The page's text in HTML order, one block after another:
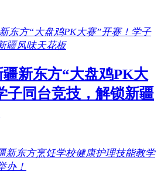
新东方“大盘鸡PK大
子同台竞技，解锁新疆